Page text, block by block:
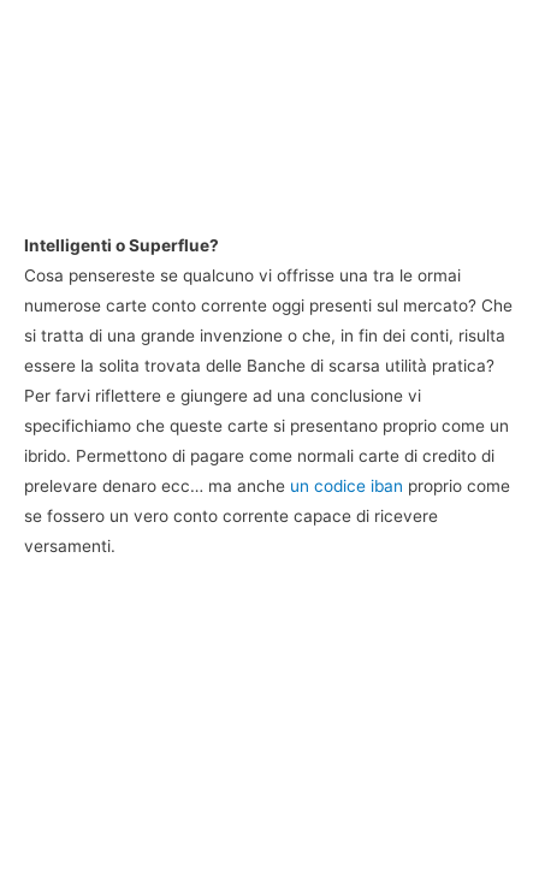
Intelligenti o Superflue?
Cosa pensereste se qualcuno vi offrisse una tra le ormai
numerose carte conto corrente oggi presenti sul mercato? Che
si tratta di una grande invenzione o che, in fin dei conti, risulta
essere la solita trovata delle Banche di scarsa utilità pratica?
Per farvi riflettere e giungere ad una conclusione vi
specifichiamo che queste carte si presentano proprio come un
ibrido. Permettono di pagare come normali carte di credito di
prelevare denaro ecc… ma anche un codice iban proprio come
se fossero un vero conto corrente capace di ricevere
versamenti.